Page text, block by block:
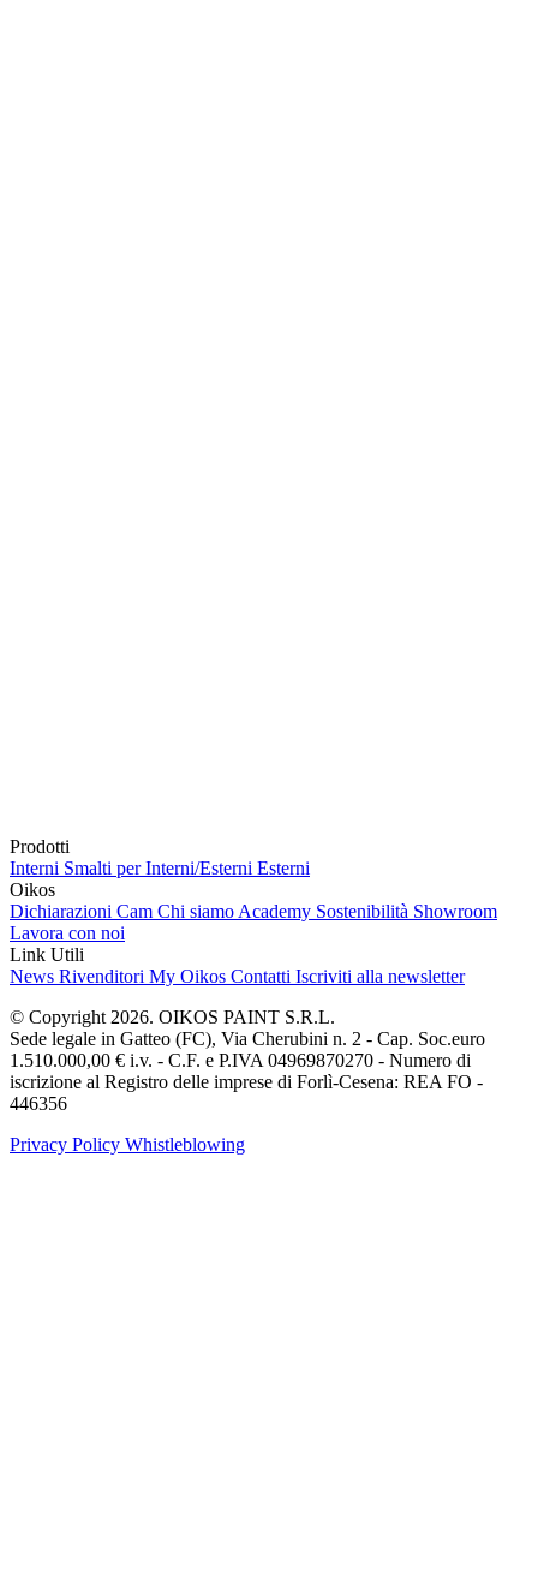
Prodotti
Interni Smalti per Interni/Esterni Esterni
Oikos
Dichiarazioni Cam Chi siamo Academy Sostenibilità Showroom
Lavora con noi
Link Utili
News Rivenditori My Oikos Contatti Iscriviti alla newsletter
© Copyright 2026. OIKOS PAINT S.R.L.
Sede legale in Gatteo (FC), Via Cherubini n. 2 - Cap. Soc.euro
1.510.000,00 € i.v. - C.F. e P.IVA 04969870270 - Numero di
iscrizione al Registro delle imprese di Forlì-Cesena: REA FO -
446356
Privacy Policy Whistleblowing